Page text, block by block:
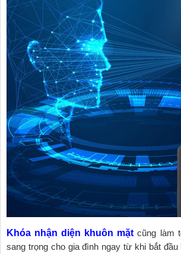
Khóa nhận diện khuôn mặt cũng làm
sang trọng cho gia đình ngay từ khi bắt